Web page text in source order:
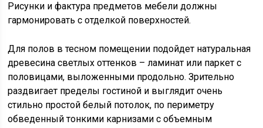
Рисунки и фактура предметов мебели должны
гармонировать с отделкой поверхностей.
Для полов в тесном помещении подойдет натуральная
древесина светлых оттенков – ламинат или паркет с
половицами, выложенными продольно. Зрительно
раздвигает пределы гостиной и выглядит очень
стильно простой белый потолок, по периметру
обведенный тонкими карнизами с объемным